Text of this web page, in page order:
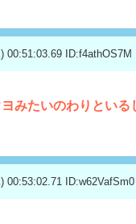
00:51:03.69 ID:f4athOS7M
みたいのわりといる
00:53:02.71 ID:w62VafSm0